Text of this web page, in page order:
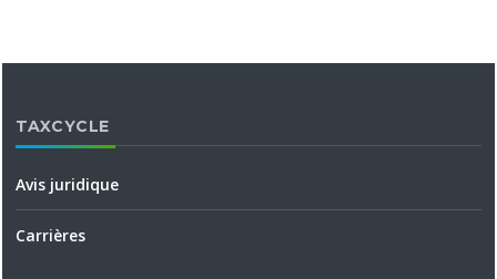
TAXCYCLE
Avis juridique
Carrières